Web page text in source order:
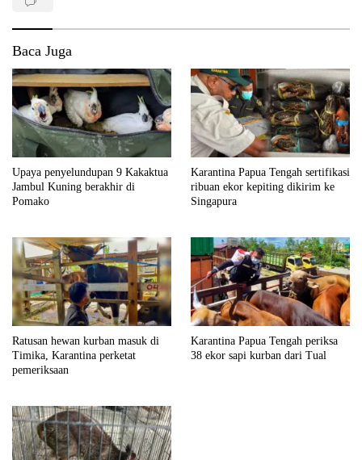
Baca Juga
Upaya penyelundupan 9 Kakaktua
Jambul Kuning berakhir di
Pomako
Karantina Papua Tengah sertifikasi
ribuan ekor kepiting dikirim ke
Singapura
Ratusan hewan kurban masuk di
Timika, Karantina perketat
pemeriksaan
Karantina Papua Tengah periksa
38 ekor sapi kurban dari Tual